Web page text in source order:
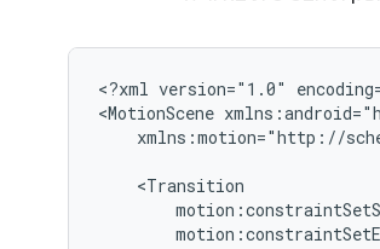
<?xml version="1.0"
<MotionScene
xmlns:motion="http://